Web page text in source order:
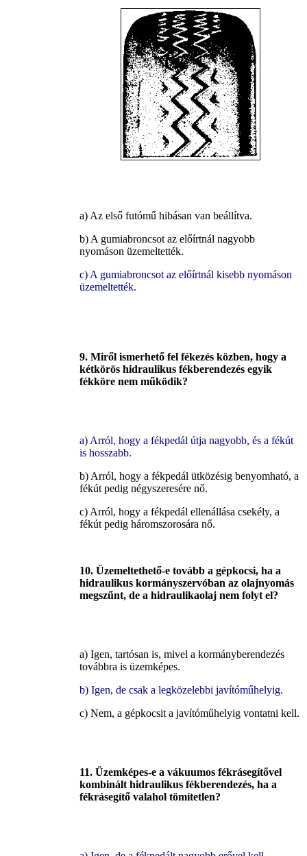
a) Az első futómű hibásan van beállítva.
b) A gumiabroncsot az előírtnál nagyobb
nyomáson üzemeltették.
c) A gumiabroncsot az előírtnál kisebb nyomáson
üzemeltették.
9. Miről ismerhető fel fékezés közben, hogy a
kétkörös hidraulikus fékberendezés egyik
fékköre nem működik?
a) Arról, hogy a fékpedál útja nagyobb, és a fékút
is hosszabb.
b) Arról, hogy a fékpedál ütközésig benyomható, a
fékút pedig négyszeresére nő.
c) Arról, hogy a fékpedál ellenállása csekély, a
fékút pedig háromszorosára nő.
10. Üzemeltethető-e tovább a gépkocsi, ha a
hidraulikus kormányszervóban az olajnyomás
megszűnt, de a hidraulikaolaj nem folyt el?
a) Igen, tartósan is, mivel a kormányberendezés
továbbra is üzemképes.
b) Igen, de csak a legközelebbi javítóműhelyig.
c) Nem, a gépkocsit a javítóműhelyig vontatni kell.
11. Üzemképes-e a vákuumos fékrásegítővel
kombinált hidraulikus fékberendezés, ha a
fékrásegítő valahol tömítetlen?